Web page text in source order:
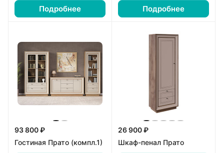
Подробнее Подробнее
93 800 ₽
Гостиная Прато (компл.1)
26 900 ₽
Шкаф-пенал Прато